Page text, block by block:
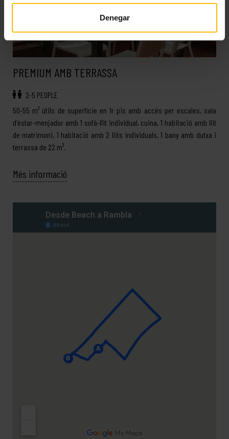
Denegar
PREMIUM AMB TERRASSA
2-5 PEOPLE
50-55 m² útils de superfície en 1r pis amb accés per escales, sala
d'estar-menjador amb 1 sofà-llit individual, cuina, 1 habitació amb llit
de matrimoni, 1 habitació amb 2 llits individuals, 1 bany amb dutxa i
terrassa de 22 m².
Més informació